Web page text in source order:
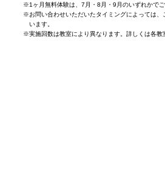
※1ヶ月無料体験は、7月・8月・9月のいずれかでご
※お問い合わせいただいたタイミングによっては
います。
※実施回数は教室により異なります。詳しくは各教